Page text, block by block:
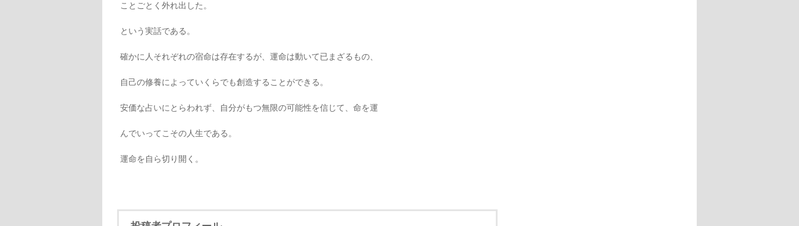
ことごとく外れ出した。
という実話である。
確かに人それぞれの宿命は存在するが、運命は動いて已まざるもの、
自己の修養によっていくらでも創造することができる。
安価な占いにとらわれず、自分がもつ無限の可能性を信じて、命を運
んでいってこその人生である。
運命を自ら切り開く。